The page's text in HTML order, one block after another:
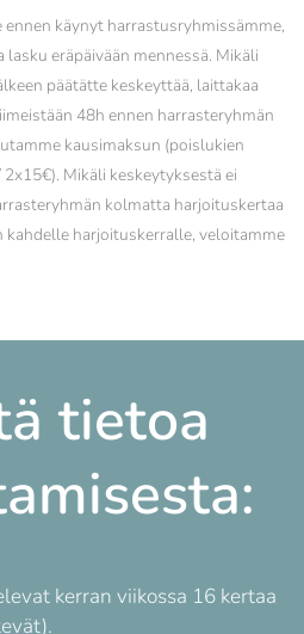
ennen käynyt harrastusryhmissämme,
eräpäivään mennessä. Mikäli
päätätte keskeyttää, laittakaa
48h ennen harrasteryhmän
kausimaksun (poislukien
Mikäli keskeytyksestä ei
kolmatta harjoituskertaa
harjoituskerralle, veloitamme
tietoa
kerran viikossa 16 kertaa